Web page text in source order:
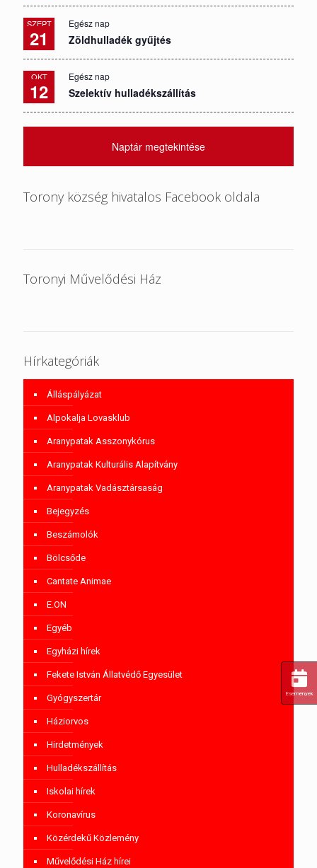
SZEPT
21
Egész nap
Zöldhulladék gyűjtés
OKT
12
Egész nap
Szelektív hulladékszállítás
Naptár megtekintése
Torony község hivatalos Facebook oldala
Toronyi Művelődési Ház
Hírkategóriák
Álláspályázat
Alpokalja Lovasklub
Aranypatak Asszonykórus
Aranypatak Kulturális Alapítvány
Aranypatak Vadásztársaság
Bejegyzés
Beszámolók
Bölcsőde
Cantate Animae
E.ON
Egyéb
Egyházi hírek
Fekete István Állatvédő Egyesület
Gyógyszertár
Háziorvos
Hirdetmények
Hulladékszállítás
Iskolai hírek
Koronavírus
Közérdekű Közlemény
Művelődési Ház hírei
Események